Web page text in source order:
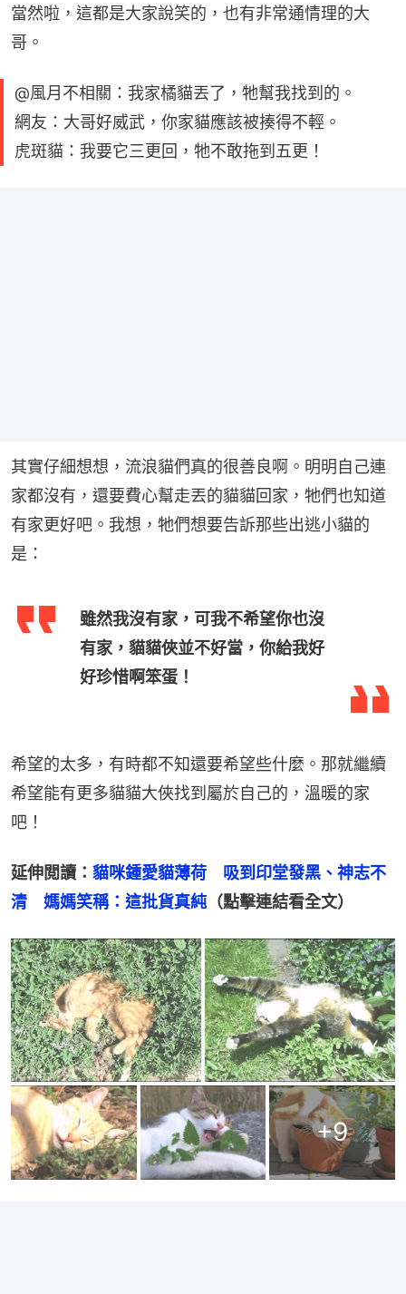
當然啦，這都是大家說笑的，也有非常通情理的大
哥。
@風月不相關：我家橘貓丟了，牠幫我找到的。
網友：大哥好威武，你家貓應該被揍得不輕。
虎斑貓：我要它三更回，牠不敢拖到五更！
其實仔細想想，流浪貓們真的很善良啊。明明自己連
家都沒有，還要費心幫走丟的貓貓回家，牠們也知道
有家更好吧。我想，牠們想要告訴那些出逃小貓的
是：
雖然我沒有家，可我不希望你也沒
有家，貓貓俠並不好當，你給我好
好珍惜啊笨蛋！
希望的太多，有時都不知還要希望些什麼。那就繼續
希望能有更多貓貓大俠找到屬於自己的，溫暖的家
吧！
延伸閲讀： 貓咪鍾愛貓薄荷　吸到印堂發黑、神志不
清　媽媽笑稱：這批貨真純 （點擊連結看全文）
+9